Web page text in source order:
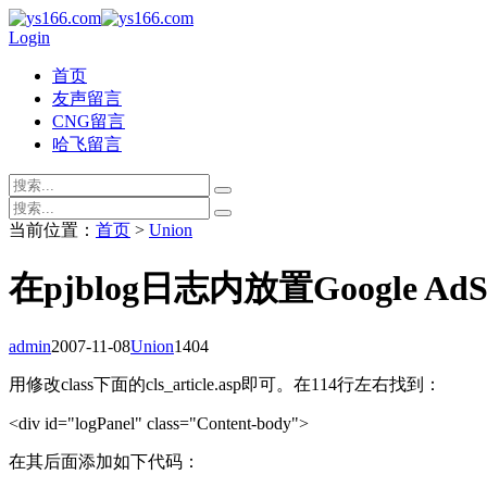
Login
首页
友声留言
CNG留言
哈飞留言
当前位置： 首页 > Union
在pjblog日志内放置Google
admin2007-11-08Union1404
用修改class下面的cls_article.asp即可。在114行左右找到：
<div id="logPanel" class="Content-body">
在其后面添加如下代码：